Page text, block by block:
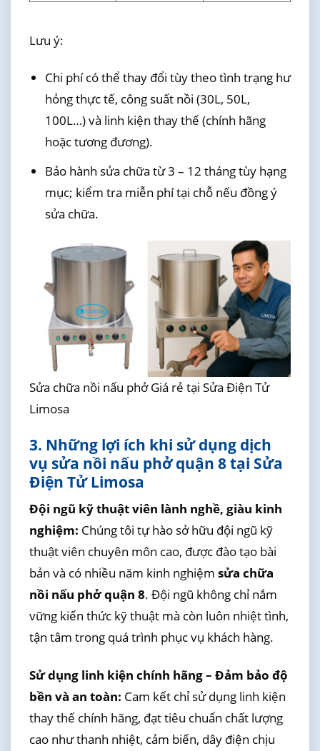
Lưu ý:
Chi phí có thể thay đổi tùy theo tình trạng hư
hỏng thực tế, công suất nồi (30L, 50L,
100L…) và linh kiện thay thế (chính hãng
hoặc tương đương).
Bảo hành sửa chữa từ 3 – 12 tháng tùy hạng
mục; kiểm tra miễn phí tại chỗ nếu đồng ý
sửa chữa.
Sửa chữa nồi nấu phở Giá rẻ tại Sửa Điện Tử
Limosa
3. Những lợi ích khi sử dụng dịch
vụ sửa nồi nấu phở quận 8 tại Sửa
Điện Tử Limosa
Đội ngũ kỹ thuật viên lành nghề, giàu kinh
nghiệm: Chúng tôi tự hào sở hữu đội ngũ kỹ
thuật viên chuyên môn cao, được đào tạo bài
bản và có nhiều năm kinh nghiệm sửa chữa
nồi nấu phở quận 8. Đội ngũ không chỉ nắm
vững kiến thức kỹ thuật mà còn luôn nhiệt tình,
tận tâm trong quá trình phục vụ khách hàng.
Sử dụng linh kiện chính hãng – Đảm bảo độ
bền và an toàn: Cam kết chỉ sử dụng linh kiện
thay thế chính hãng, đạt tiêu chuẩn chất lượng
cao như thanh nhiệt, cảm biến, dây điện chịu